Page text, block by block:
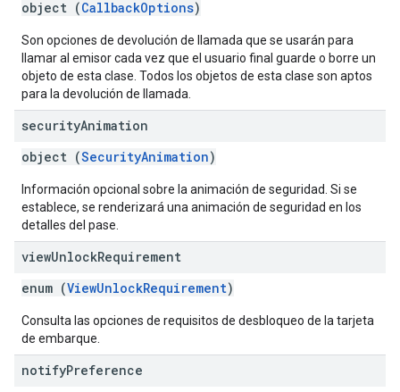
object (CallbackOptions)
Son opciones de devolución de llamada que se usarán para
llamar al emisor cada vez que el usuario final guarde o borre un
objeto de esta clase. Todos los objetos de esta clase son aptos
para la devolución de llamada.
securityAnimation
object (SecurityAnimation)
Información opcional sobre la animación de seguridad. Si se
establece, se renderizará una animación de seguridad en los
detalles del pase.
viewUnlockRequirement
enum (ViewUnlockRequirement)
Consulta las opciones de requisitos de desbloqueo de la tarjeta
de embarque.
notifyPreference